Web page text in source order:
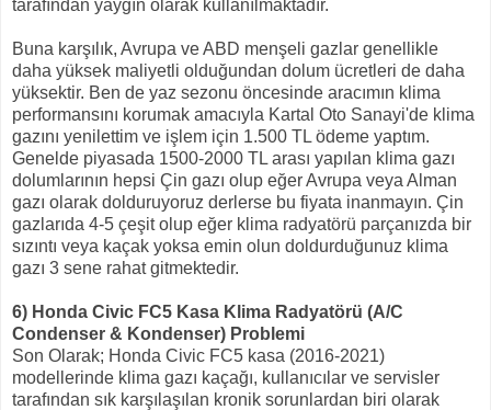
tarafından yaygın olarak kullanılmaktadır.
Buna karşılık, Avrupa ve ABD menşeli gazlar genellikle
daha yüksek maliyetli olduğundan dolum ücretleri de daha
yüksektir. Ben de yaz sezonu öncesinde aracımın klima
performansını korumak amacıyla Kartal Oto Sanayi'de klima
gazını yenilettim ve işlem için 1.500 TL ödeme yaptım.
Genelde piyasada 1500-2000 TL arası yapılan klima gazı
dolumlarının hepsi Çin gazı olup eğer Avrupa veya Alman
gazı olarak dolduruyoruz derlerse bu fiyata inanmayın. Çin
gazlarıda 4-5 çeşit olup eğer klima radyatörü parçanızda bir
sızıntı veya kaçak yoksa emin olun doldurduğunuz klima
gazı 3 sene rahat gitmektedir.
6) Honda Civic FC5 Kasa Klima Radyatörü (A/C
Condenser & Kondenser) Problemi
Son Olarak; Honda Civic FC5 kasa (2016-2021)
modellerinde klima gazı kaçağı, kullanıcılar ve servisler
tarafından sık karşılaşılan kronik sorunlardan biri olarak